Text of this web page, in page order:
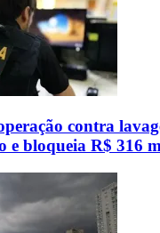
contra
e bloqueia R$ 316